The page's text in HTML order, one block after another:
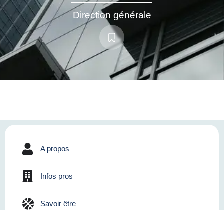
Direction générale
A propos
Infos pros
Savoir être